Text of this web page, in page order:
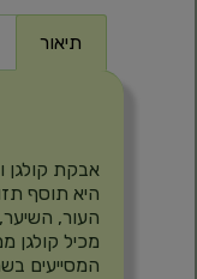
תיאור
היא תוסף
העור,
מכיל קולגן
המסייעים